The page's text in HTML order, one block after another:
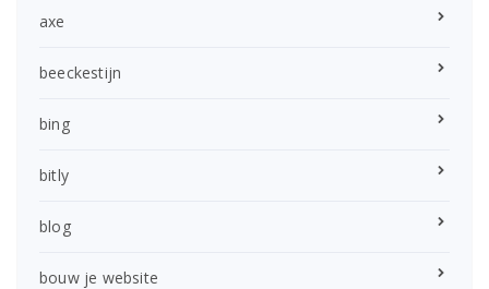
axe
beeckestijn
bing
bitly
blog
bouw je website